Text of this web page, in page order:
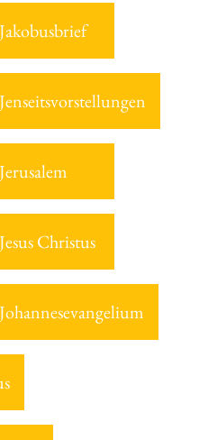
Jakobusbrief
Jenseitsvorstellungen
Jerusalem
Jesus Christus
Johannesevangelium